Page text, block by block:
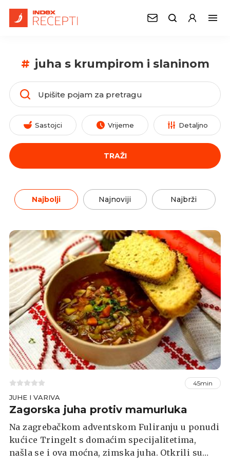
# juha s krumpirom i slaninom
Sastojci Vrijeme Detaljno
TRAŽI
Najbolji Najnoviji Najbrži
45min
JUHE I VARIVA
Zagorska juha protiv mamurluka
Na zagrebačkom adventskom Fuliranju u ponudi
kućice Tringelt s domaćim specijalitetima,
našla se i ova moćna, zimska juha. Otkrili su